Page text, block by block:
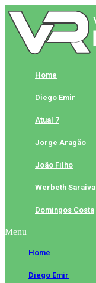
Skip
to
content
Home
Diego Emir
Atual 7
Jorge Aragão
João Filho
Werbeth Saraiva
Domingos Costa
Menu
Home
Diego Emir